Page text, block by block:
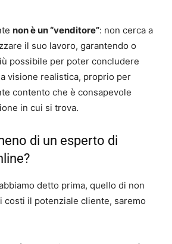
non è un “venditore”: non cerca a
il suo lavoro, garantendo o
possibile per poter concludere
visione realistica, proprio per
contento che è consapevole
in cui si trova.
di un esperto di
detto prima, quello di non
costi il potenziale cliente, saremo